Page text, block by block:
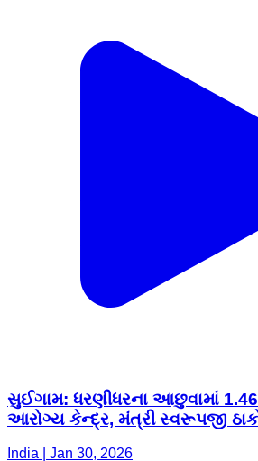
સુઈગામ: ધરણીધરના આછુવામાં
આરોગ્ય કેન્દ્ર, મંત્રી સ્વરૂપજી
India | Jan 30, 2026